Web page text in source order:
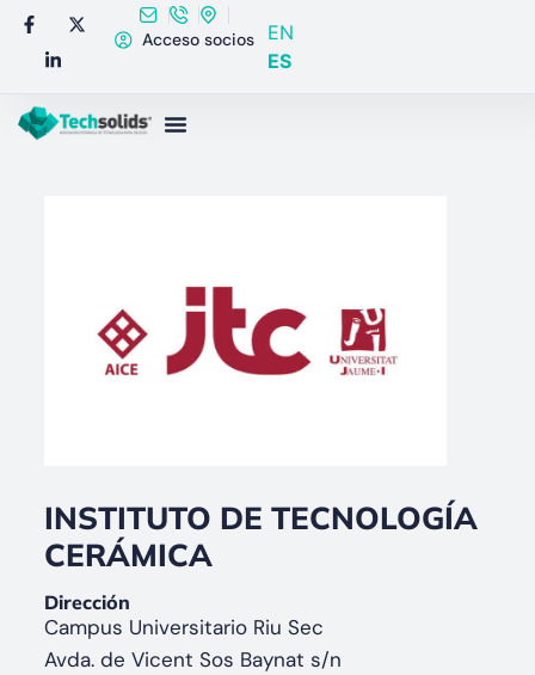
Acceso socios
EN
ES
INSTITUTO DE TECNOLOGÍA
CERÁMICA
Dirección
Campus Universitario Riu Sec
Avda. de Vicent Sos Baynat s/n